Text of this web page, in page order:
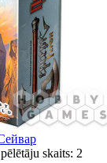
skaits: 2